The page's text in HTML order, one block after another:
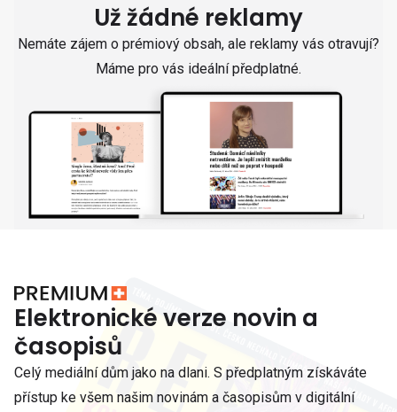
Už žádné reklamy
Nemáte zájem o prémiový obsah, ale reklamy vás otravují?
Máme pro vás ideální předplatné.
Elektronické verze novin a
časopisů
Celý mediální dům jako na dlani. S předplatným získáváte
přístup ke všem našim novinám a časopisům v digitální